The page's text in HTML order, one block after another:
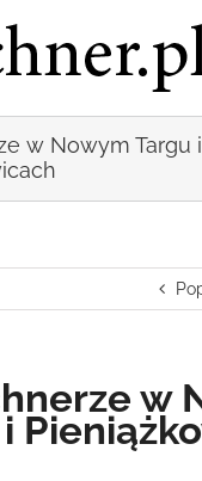
w Nowym Targu i
w